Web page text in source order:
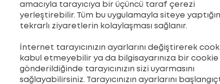
amacıyla tarayıcıya bir üçüncü taraf çerezi
yerleştirebilir. Tüm bu uygulamayla siteye
tekrarlı ziyaretlerin kolaylaşması sağlanır.
İnternet tarayıcınızın ayarlarını değiştirerek
kabul etmeyebilir ya da bilgisayarınıza bir cookie
gönderildiğinde tarayıcınızın sizi uyarmasını
sağlayabilirsiniz. Tarayıcınızın ayarlarını